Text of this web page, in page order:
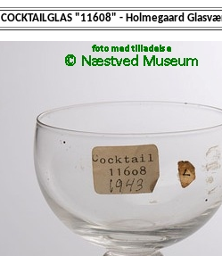
COCKTAILGLAS "11608" - Holmegaard